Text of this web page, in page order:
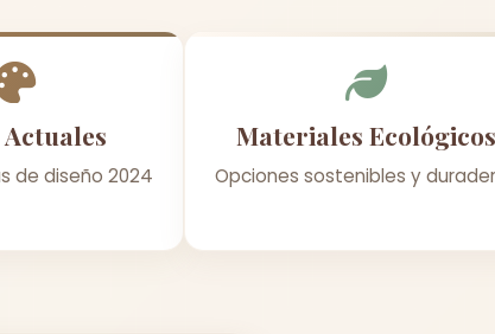
de diseño 2024
Materiales Ecológicos
Opciones sostenibles y